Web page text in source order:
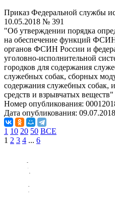
Приказ Федеральной службы
10.05.2018 № 391
"Об утверждении порядка
на обеспечение функций
органов ФСИН России и
уголовно-исполнительной
городков для содержания
служебных собак, сборных
содержания служебных собак,
средств и взрывчатых веществ"
Номер опубликования:
Дата опубликования: 09.07.2018
1 10 20 50 ВСЕ
1 2 3 4 ... 6